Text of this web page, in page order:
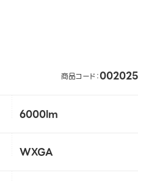
商品コード：002025
6000lm
WXGA